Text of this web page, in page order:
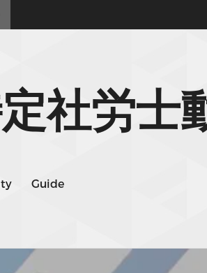
社労士
Guide